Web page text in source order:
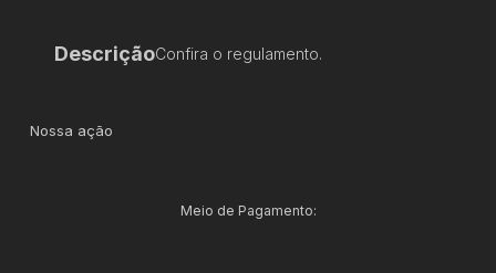
DescriçãoConfira o regulamento.
Nossa ação
Meio de Pagamento: